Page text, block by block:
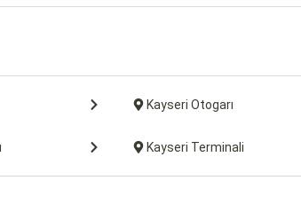
Kayseri Otogarı
Kayseri Terminali